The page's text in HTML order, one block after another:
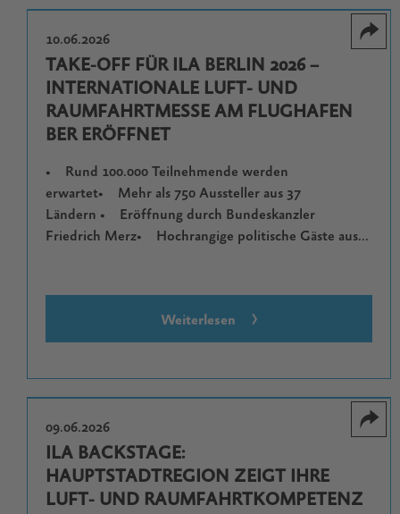
10.06.2026
TAKE-OFF FÜR ILA BERLIN 2026 –
INTERNATIONALE LUFT- UND
RAUMFAHRTMESSE AM FLUGHAFEN
BER ERÖFFNET
• Rund 100.000 Teilnehmende werden
erwartet• Mehr als 750 Aussteller aus 37
Ländern • Eröffnung durch Bundeskanzler
Friedrich Merz• Hochrangige politische Gäste aus...
Weiterlesen
09.06.2026
ILA BACKSTAGE:
HAUPTSTADTREGION ZEIGT IHRE
LUFT- UND RAUMFAHRTKOMPETENZ